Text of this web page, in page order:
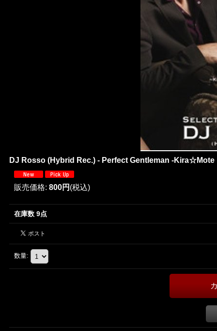
DJ Rosso (Hybrid Rec.) - Perfect Gentleman -
販売価格: 800円 (税込)
在庫数 9点
数量: